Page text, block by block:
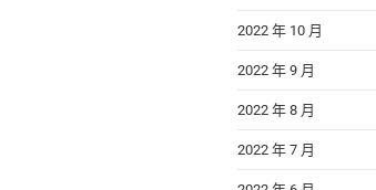
2022 年 10 月
2022 年 9 月
2022 年 8 月
2022 年 7 月